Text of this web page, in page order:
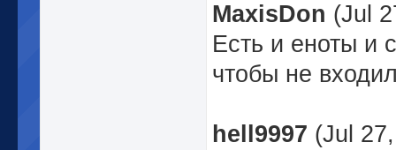
MaxisDon (Jul
Есть и еноты и
чтобы не
hell9997 (Jul